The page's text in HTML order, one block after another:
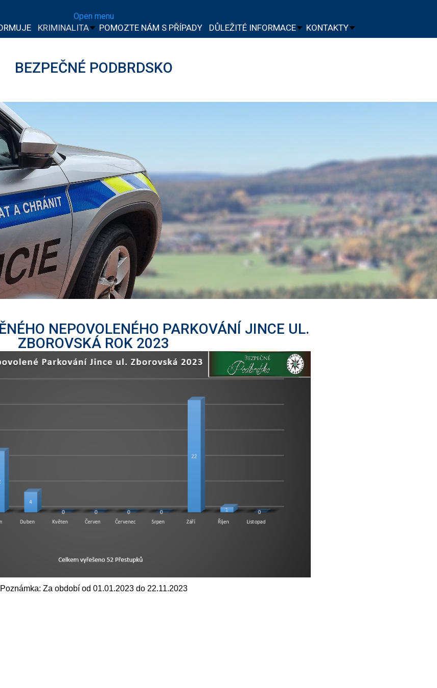
Open menu
KRIMINALITA POMOZTE NÁM S PŘÍPADY DŮLEŽITÉ INFORMACE KONTAKTY
BEZPEČNÉ PODBRDSKO
NEPOVOLENÉHO PARKOVÁNÍ JINCE UL.
ZBOROVSKÁ ROK 2023
Poznámka: Za období od 01.01.2023 do 22.11.2023